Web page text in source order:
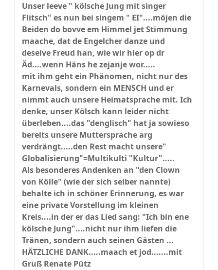
Unser leeve " kölsche Jung mit singer
Flitsch" es nun bei singem " EI"....möjen die
Beiden do bovve em Himmel jet Stimmung
maache, dat de Engelcher danze und
deselve Freud han, wie wir hier op dr
Äd....wenn Häns he zejanje wor.....
mit ihm geht ein Phänomen, nicht nur des
Karnevals, sondern ein MENSCH und er
nimmt auch unsere Heimatsprache mit. Ich
denke, unser Kölsch kann leider nicht
überleben....das "denglisch" hat ja sowieso
bereits unsere Muttersprache arg
verdrängt.....den Rest macht unsere"
Globalisierung"=Multikulti "Kultur".....
Als besonderes Andenken an "den Clown
von Kölle" (wie der sich selber nannte)
behalte ich in schöner Erinnerung, es war
eine private Vorstellung im kleinen
Kreis....in der er das Lied sang: "Ich bin ene
kölsche Jung"....nicht nur ihm liefen die
Tränen, sondern auch seinen Gästen ...
HÄTZLICHE DANK.....maach et jod.......mit
Gruß Renate Pütz